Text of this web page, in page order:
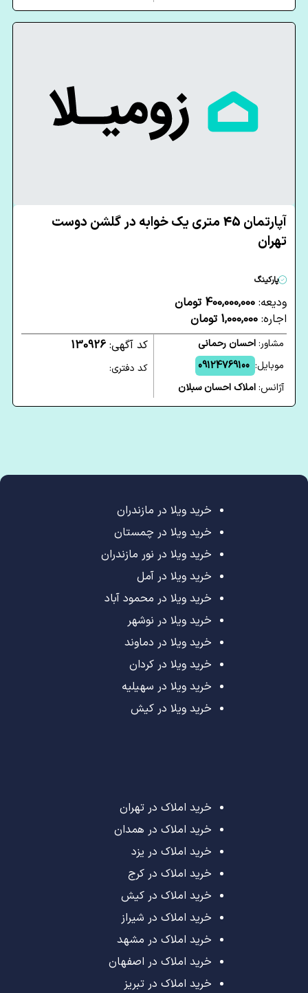
آپارتمان 45 متری یک خوابه در گلشن دوست
تهران
پارکینگ
ودیعه: 400,000,000 تومان
اجاره: 1,000,000 تومان
مشاور:احسان رحمانی
موبایل: 09124769100
آژانس:املاک احسان سبلان
کد آگهی: 130926
کد دفتری:
خرید ویلا در مازندران
خرید ویلا در چمستان
خرید ویلا در نور مازندران
خرید ویلا در آمل
خرید ویلا در محمود آباد
خرید ویلا در نوشهر
خرید ویلا در دماوند
خرید ویلا در کردان
خرید ویلا در سهیلیه
خرید ویلا در کیش
خرید املاک در تهران
خرید املاک در همدان
خرید املاک در یزد
خرید املاک در کرج
خرید املاک در کیش
خرید املاک در شیراز
خرید املاک در مشهد
خرید املاک در اصفهان
خرید املاک در تبریز